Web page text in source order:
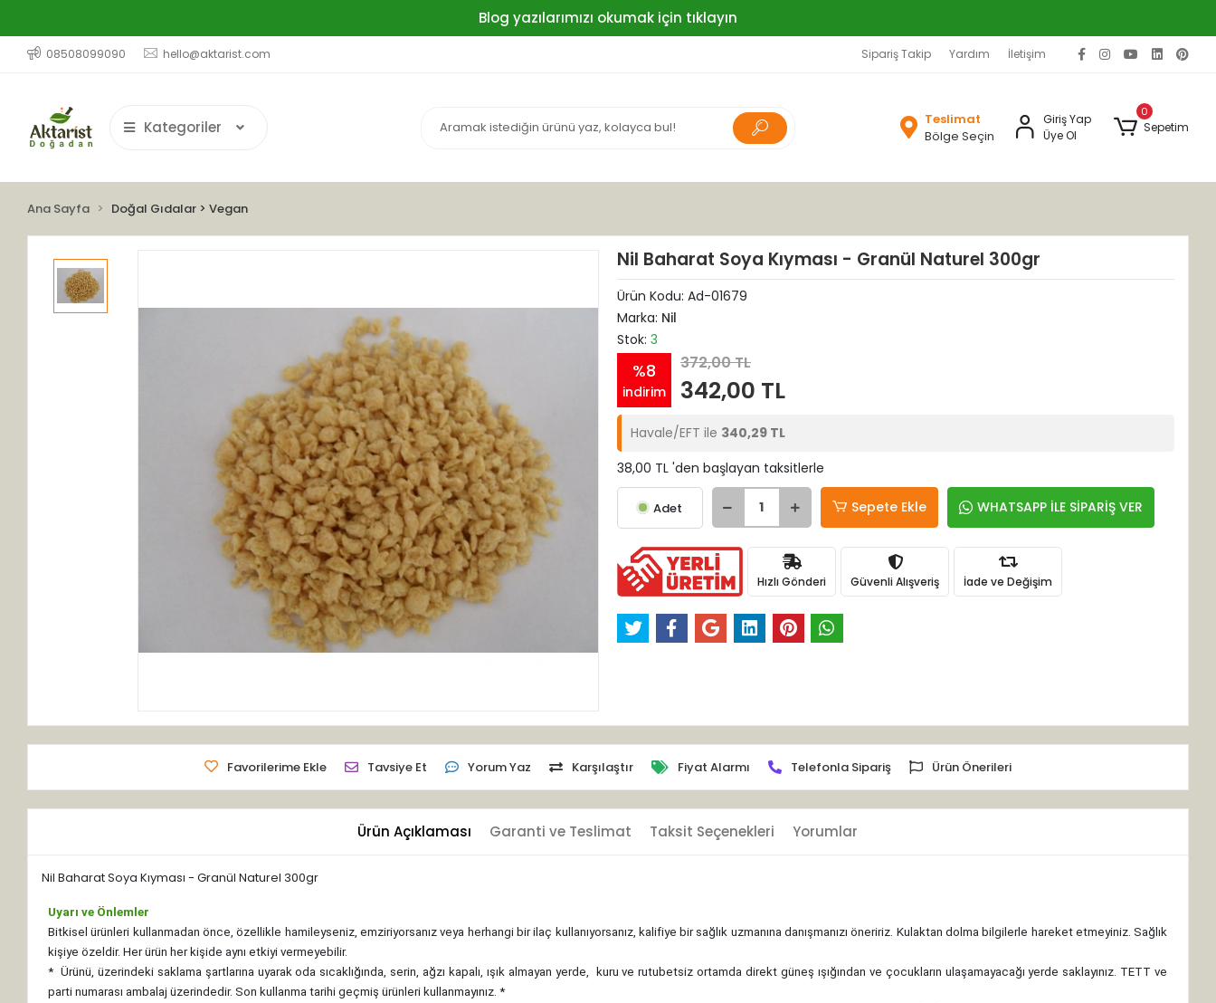
Blog yazılarımızı okumak için tıklayın
08508099090 hello@aktarist.com Sipariş Takip Yardım İletişim
Kategoriler
Teslimat
Bölge Seçin
Giriş Yap
Üye Ol
0
Sepetim
Ana Sayfa Doğal Gıdalar > Vegan
Nil Baharat Soya Kıyması - Granül Naturel 300gr
Ürün Kodu: Ad-01679
Marka: Nil
Stok: 3
%8
indirim
372,00 TL
342,00 TL
Havale/EFT ile 340,29 TL
38,00 TL 'den başlayan taksitlerle
Adet Sepete Ekle WHATSAPP İLE SİPARİŞ VER
Hızlı Gönderi Güvenli Alışveriş İade ve Değişim
Favorilerime Ekle Tavsiye Et Yorum Yaz Karşılaştır Fiyat Alarmı Telefonla Sipariş Ürün Önerileri
Ürün Açıklaması Garanti ve Teslimat Taksit Seçenekleri Yorumlar
Nil Baharat Soya Kıyması - Granül Naturel 300gr
Uyarı ve Önlemler
Bitkisel ürünleri kullanmadan önce, özellikle hamileyseniz, emziriyorsanız veya herhangi bir ilaç kullanıyorsanız, kalifiye bir sağlık uzmanına danışmanızı öneririz. Kulaktan dolma bilgilerle hareket etmeyiniz. Sağlık
kişiye özeldir. Her ürün her kişide aynı etkiyi vermeyebilir.
* Ürünü, üzerindeki saklama şartlarına uyarak oda sıcaklığında, serin, ağzı kapalı, ışık almayan yerde, kuru ve rutubetsiz ortamda direkt güneş ışığından ve çocukların ulaşamayacağı yerde saklayınız. TETT ve
parti numarası ambalaj üzerindedir. Son kullanma tarihi geçmiş ürünleri kullanmayınız. *